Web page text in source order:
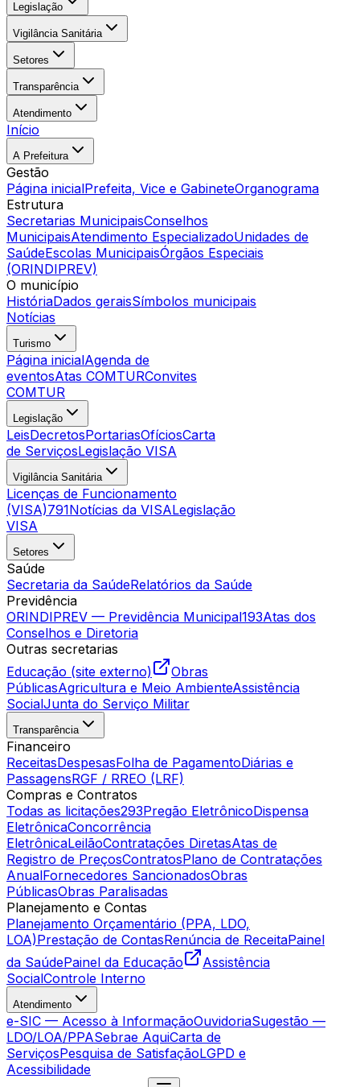
Legislação
Vigilância Sanitária
Setores
Transparência
Atendimento
Início
A Prefeitura
Gestão
Página inicialPrefeita, Vice e GabineteOrganograma
Estrutura
Secretarias MunicipaisConselhos
MunicipaisAtendimento EspecializadoUnidades de
SaúdeEscolas MunicipaisÓrgãos Especiais
(ORINDIPREV)
O município
HistóriaDados geraisSímbolos municipais
Notícias
Turismo
Página inicialAgenda de
eventosAtas COMTURConvites
COMTUR
Legislação
LeisDecretosPortariasOfíciosCarta
de ServiçosLegislação VISA
Vigilância Sanitária
Licenças de Funcionamento
(VISA)791Notícias da VISALegislação
VISA
Setores
Saúde
Secretaria da SaúdeRelatórios da Saúde
Previdência
ORINDIPREV — Previdência Municipal193Atas dos
Conselhos e Diretoria
Outras secretarias
Educação (site externo)
Obras
PúblicasAgricultura e Meio AmbienteAssistência
SocialJunta do Serviço Militar
Transparência
Financeiro
ReceitasDespesasFolha de PagamentoDiárias e
PassagensRGF / RREO (LRF)
Compras e Contratos
Todas as licitações293Pregão EletrônicoDispensa
EletrônicaConcorrência
EletrônicaLeilãoContratações DiretasAtas de
Registro de PreçosContratosPlano de Contratações
AnualFornecedores SancionadosObras
PúblicasObras Paralisadas
Planejamento e Contas
Planejamento Orçamentário (PPA, LDO,
LOA)Prestação de ContasRenúncia de ReceitaPainel
da SaúdePainel da Educação
Assistência
SocialControle Interno
Atendimento
e-SIC — Acesso à InformaçãoOuvidoriaSugestão —
LDO/LOA/PPASebrae AquiCarta de
ServiçosPesquisa de SatisfaçãoLGPD e
Acessibilidade